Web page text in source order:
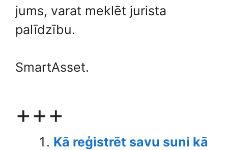
jums, varat meklēt jurista
palīdzību.
SmartAsset.
+++
Kā reģistrēt savu suni kā